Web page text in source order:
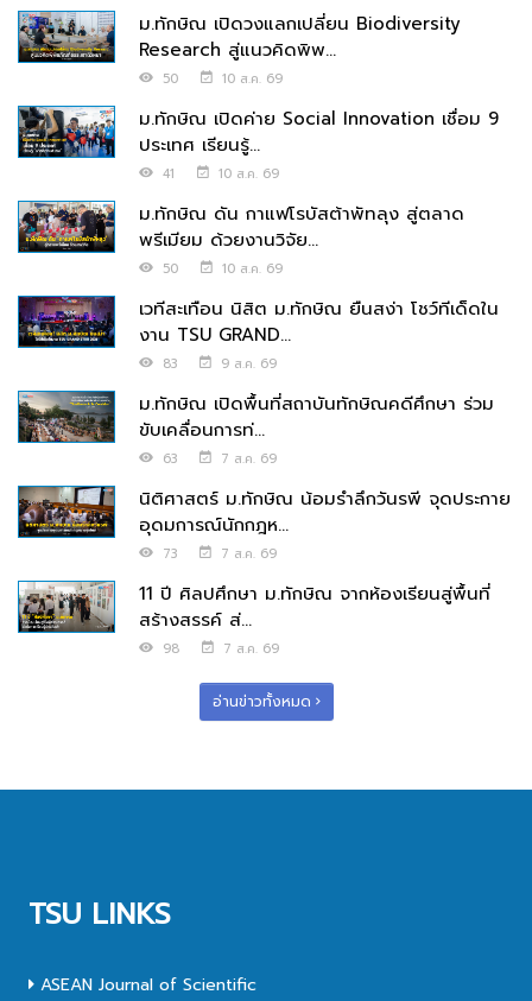
ม.ทักษิณ เปิดวงแลกเปลี่ยน Biodiversity
Research สู่แนวคิดพิพ...
50 10 ส.ค. 69
ม.ทักษิณ เปิดค่าย Social Innovation เชื่อม 9
ประเทศ เรียนรู้...
41 10 ส.ค. 69
ม.ทักษิณ ดัน กาแฟโรบัสต้าพัทลุง สู่ตลาด
พรีเมียม ด้วยงานวิจัย...
50 10 ส.ค. 69
เวทีสะเทือน นิสิต ม.ทักษิณ ยืนสง่า โชว์ทีเด็ดใน
งาน TSU GRAND...
83 9 ส.ค. 69
ม.ทักษิณ เปิดพื้นที่สถาบันทักษิณคดีศึกษา ร่วม
ขับเคลื่อนการท่...
63 7 ส.ค. 69
นิติศาสตร์ ม.ทักษิณ น้อมรำลึกวันรพี จุดประกาย
อุดมการณ์นักกฎห...
73 7 ส.ค. 69
11 ปี ศิลปศึกษา ม.ทักษิณ จากห้องเรียนสู่พื้นที่
สร้างสรรค์ ส่...
98 7 ส.ค. 69
อ่านข่าวทั้งหมด
TSU LINKS
ASEAN Journal of Scientific